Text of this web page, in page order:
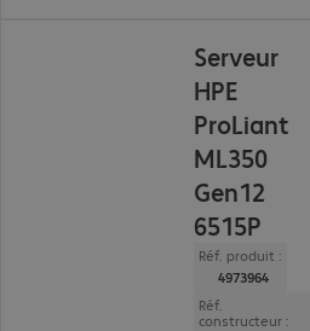
Serveur
HPE
ProLiant
ML350
Gen12
6515P
Réf. produit :
4973964
Réf.
constructeur :